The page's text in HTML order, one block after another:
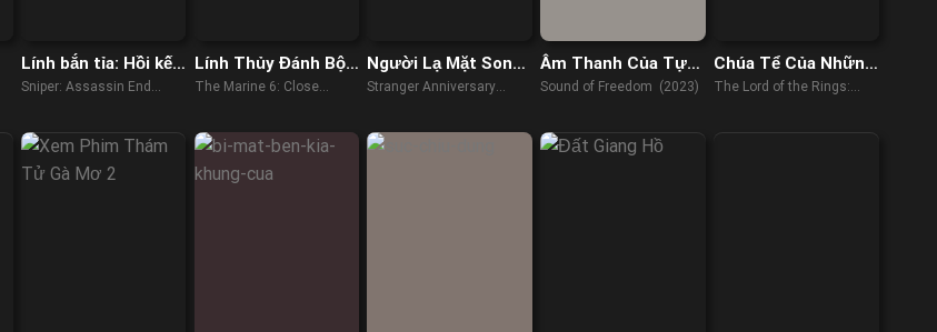
Lính bắn tỉa: Hồi kết
của sát thủ
Sniper: Assassin End
Lính Thủy Đánh Bộ
6: Chặn Lối
The Marine 6: Close
Người Lạ Mặt Song
Sinh
Stranger Anniversary
Âm Thanh Của Tự
Do
Sound of Freedom (2023)
Chúa Tể Của Những
Chiếc Nhẫn: Những
The Lord of the Rings: